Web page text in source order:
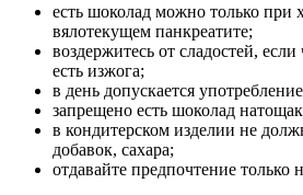
есть шоколад можно только при
вялотекущем панкреатите;
воздержитесь от сладостей,
есть изжога;
в день допускается
запрещено есть шоколад
в кондитерском изделии не
добавок, сахара;
отдавайте предпочтение только